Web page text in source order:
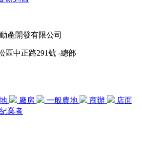
產開發有限公司
區中正路291號 -總部
廠房 一般農地 商辦
店面
業者